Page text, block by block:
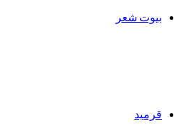
بيوت شعر
قرميد